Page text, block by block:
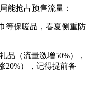
能抢占预售流量：
等保暖品，春夏侧重防
品（流量激增50%），
20%），记得提前备